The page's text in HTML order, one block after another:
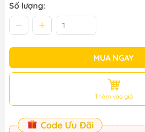
Số lượng:
MUA NGAY
Thêm vào giỏ
Code Ưu Đãi